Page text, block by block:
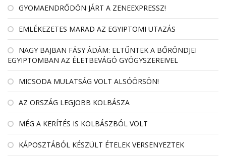
GYOMAENDRŐDÖN JÁRT A ZENEEXPRESSZ!
EMLÉKEZETES MARAD AZ EGYIPTOMI UTAZÁS
NAGY BAJBAN FÁSY ÁDÁM: ELTŰNTEK A BŐRÖNDJEI
EGYIPTOMBAN AZ ÉLETBEVÁGÓ GYÓGYSZEREIVEL
MICSODA MULATSÁG VOLT ALSÓÖRSÖN!
AZ ORSZÁG LEGJOBB KOLBÁSZA
MÉG A KERÍTÉS IS KOLBÁSZBÓL VOLT
KÁPOSZTÁBÓL KÉSZÜLT ÉTELEK VERSENYEZTEK